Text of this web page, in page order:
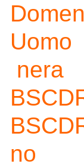
Uomo
nera
no